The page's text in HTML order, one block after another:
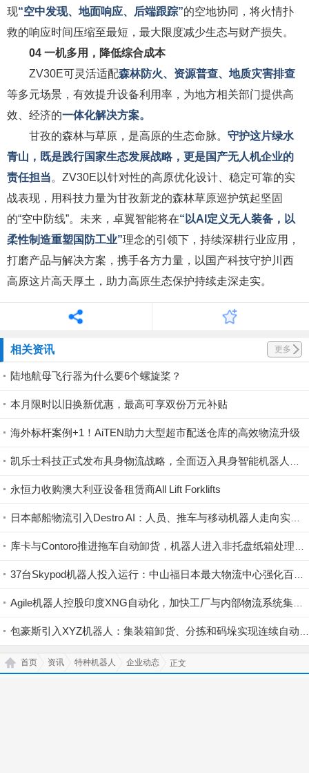
现“空中发现、地面响应、后端跟踪”的空地协同，将火情扑
救的响应时间压缩至最短，最大限度减少生态与财产损失。
04 一机多用，降低综合成本
ZV30E可灵活适配森林防火、资源普查、地质灾害排查
等多元场景，有效提升设备利用率，为地方相关部门提供高
效、经济的一体化解决方案。
甘孜的森林与草原，是高原的生态命脉。 守护这片绿水
青山，既是践行国家生态发展战略，更是国产无人机企业的
责任担当。ZV30E以针对性的高原优化设计、稳定可靠的实
战表现，用科技力量为甘孜新龙的森林草原巡护筑起坚固
的“空中防线”。未来，卓翼智能将在“以AI定义无人装备，以
柔性制造重塑国防工业”理念的引领下，持续深耕行业应用，
打磨产品与解决方案，携手各方力量，以国产科技守护川西
高原这片高天厚土，助力高原生态保护持续走深走实。
相关资讯 更多
陆地航母飞行器为什么要6个螺旋桨？
本月限时以旧换新优惠，最高可享双份万元补贴
海外标杆案例+1！AiTEN助力大型超市配送仓库的高效物流升级
永恒力收购澳大利亚设备租赁商All Lift Forklifts
首页 资讯 特种机器人 企业动态 正文